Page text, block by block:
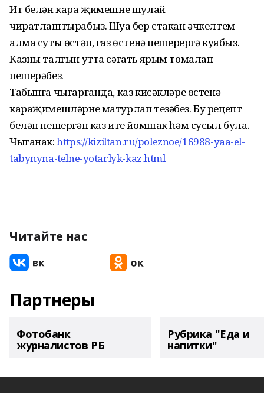
Ит белән кара җимешне шулай
чиратлаштырабыз. Шуңа бер стакан әчкелтем
алма суты өстәп, газ өстенә пешерергә куябыз.
Казны талгын утта сәгать ярым томалап
пешерәбез.
Табынга чыгарганда, каз кисәкләре өстенә
караҗимешләрне матурлап тезәбез. Бу рецепт
белән пешергән каз ите йомшак һәм сусыл була.
Чыганак:https://kiziltan.ru/poleznoe/16988-yaa-el-
tabynyna-telne-yotarlyk-kaz.html
Читайте нас
Партнеры
Фотобанк
журналистов РБ
Рубрика "Еда и
напитки"